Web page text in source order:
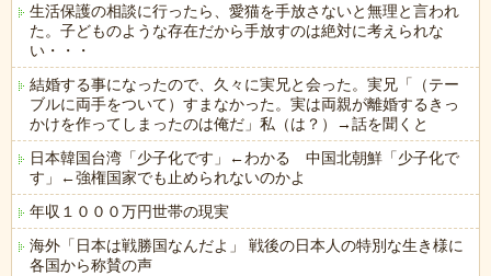
生活保護の相談に行ったら、愛猫を手放さないと無理と言われ
た。子どものような存在だから手放すのは絶対に考えられな
い・・・
結婚する事になったので、久々に実兄と会った。実兄「（テー
ブルに両手をついて）すまなかった。実は両親が離婚するきっ
かけを作ってしまったのは俺だ」私（は？）→話を聞くと
日本韓国台湾「少子化です」←わかる 中国北朝鮮「少子化で
す」←強権国家でも止められないのかよ
年収１０００万円世帯の現実
海外「日本は戦勝国なんだよ」 戦後の日本人の特別な生き様に
各国から称賛の声